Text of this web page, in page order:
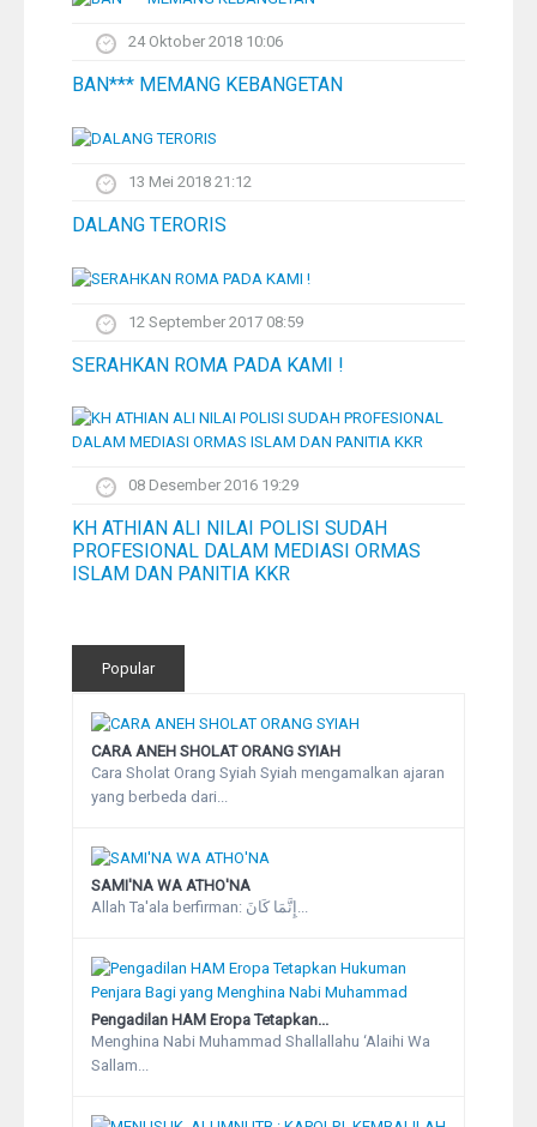
24 Oktober 2018 10:06
BAN*** MEMANG KEBANGETAN
13 Mei 2018 21:12
DALANG TERORIS
12 September 2017 08:59
SERAHKAN ROMA PADA KAMI !
08 Desember 2016 19:29
KH ATHIAN ALI NILAI POLISI SUDAH
PROFESIONAL DALAM MEDIASI ORMAS
ISLAM DAN PANITIA KKR
Popular
CARA ANEH SHOLAT ORANG SYIAH
Cara Sholat Orang Syiah Syiah mengamalkan ajaran
yang berbeda dari...
SAMI'NA WA ATHO'NA
Pengadilan HAM Eropa Tetapkan...
Menghina Nabi Muhammad Shallallahu ‘Alaihi Wa
Sallam...